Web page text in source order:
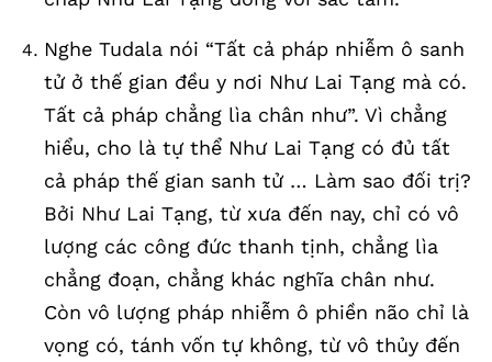
Nghe Tudala nói “Tất cả pháp nhiễm ô sanh
tử ở thế gian đều y nơi Như Lai Tạng mà có.
Tất cả pháp chẳng lìa chân như”. Vì chẳng
hiểu, cho là tự thể Như Lai Tạng có đủ tất
cả pháp thế gian sanh tử … Làm sao đối trị?
Bởi Như Lai Tạng, từ xưa đến nay, chỉ có vô
lượng các công đức thanh tịnh, chẳng lìa
chẳng đoạn, chẳng khác nghĩa chân như.
Còn vô lượng pháp nhiễm ô phiền não chỉ là
vọng có, tánh vốn tự không, từ vô thủy đến